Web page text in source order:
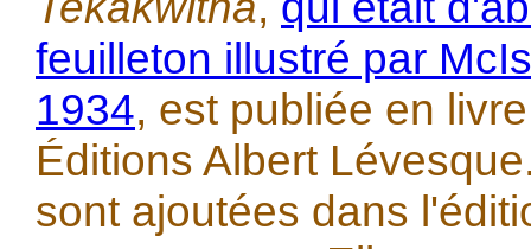
feuilleton illustré par
1934, est publiée en
Éditions Albert
sont ajoutées dans